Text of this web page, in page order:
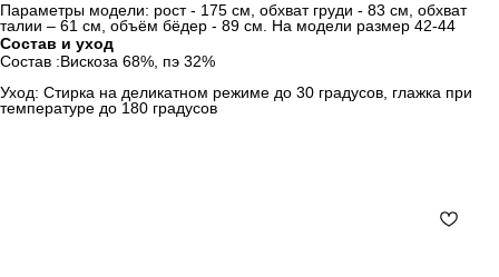
Параметры модели: рост - 175 см, обхват груди - 83 см, обхват
талии – 61 см, объём бёдер - 89 см. На модели размер 42-44
Состав и уход
Состав :Вискоза 68%, пэ 32%
Уход: Стирка на деликатном режиме до 30 градусов, глажка при
температуре до 180 градусов